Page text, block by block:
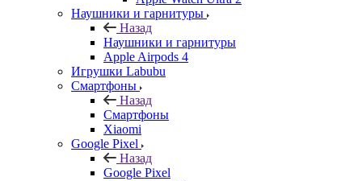
Наушники и гарнитуры
Назад
Наушники и гарнитуры
Apple Airpods 4
Игрушки Labubu
Смартфоны
Назад
Смартфоны
Xiaomi
Google Pixel
Назад
Google Pixel